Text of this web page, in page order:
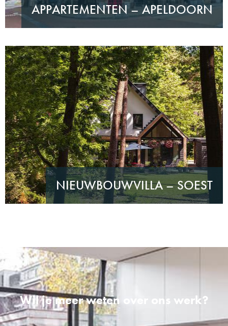
APPARTEMENTEN – APELDOORN
NIEUWBOUWVILLA – SOEST
Wil je meer weten over ons werk?